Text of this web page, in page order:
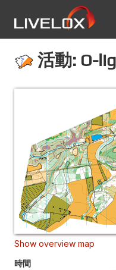
活動: O-
Show overview map
時間